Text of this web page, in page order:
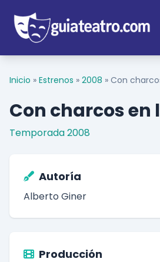
Inicio » Estrenos » 2008 » Con
Con charcos en
Temporada 2008
Autoría
Alberto Giner
Producción